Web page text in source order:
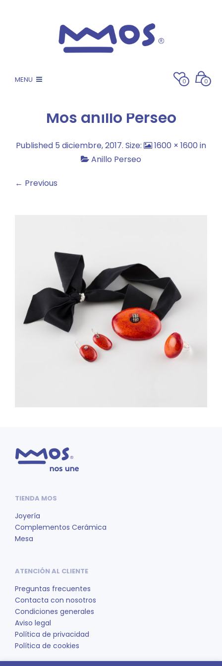
MENU 0 0
Mos anillo Perseo
Published 5 diciembre, 2017. Size: 1600 × 1600 in
Anillo Perseo
← Previous
TIENDA MOS
Joyería
Complementos Cerámica
Mesa
ATENCIÓN AL CLIENTE
Preguntas frecuentes
Contacta con nosotros
Condiciones generales
Aviso legal
Política de privacidad
Política de cookies